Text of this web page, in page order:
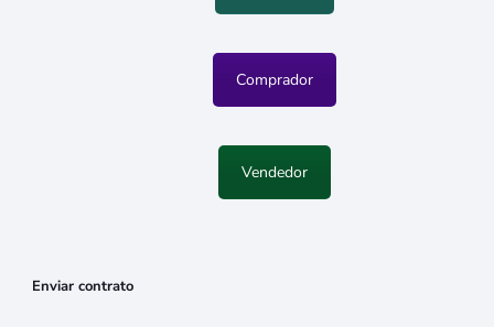
Comprador
Vendedor
Enviar contrato